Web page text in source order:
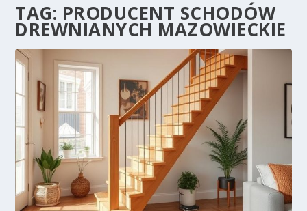
TAG: PRODUCENT SCHODÓW
DREWNIANYCH MAZOWIECKIE